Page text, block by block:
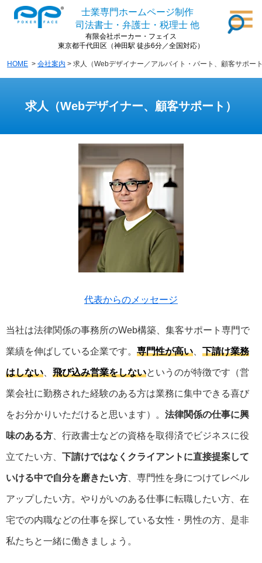
士業専門ホームページ制作
司法書士・弁護士・税理士 他
有限会社ポーカー・フェイス
東京都千代田区（神田駅 徒歩6分／全国対応）
HOME > 会社案内 > 求人（Webデザイナー／アルバイト・パート、顧客サポー
求人（Webデザイナー、顧客サポート）
代表からのメッセージ
当社は法律関係の事務所のWeb構築、集客サポート専門で
業績を伸ばしている企業です。 専門性が高い 下請け業務
はしない 飛び込み営業をしないというのが特徴です（営
業会社に勤務された経験のある方は業務に集中できる喜び
をお分かりいただけると思います）。 法律関係の仕事に興
味のある方 、行政書士などの資格を取得済でビジネスに役
立てたい方、 下請けではなくクライアントに直接提案して
いける中で自分を磨きたい方 、専門性を身につけてレベル
アップしたい方。やりがいのある仕事に転職したい方、在
宅での内職などの仕事を探している女性・男性の方、是非
私たちと一緒に働きましょう。